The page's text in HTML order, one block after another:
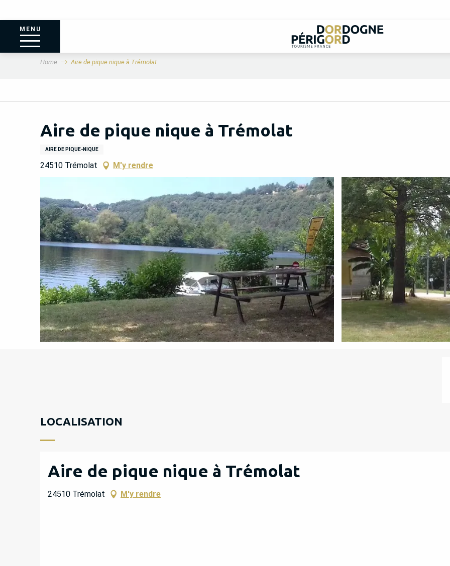
MENU
Home Aire de pique nique à Trémolat
Aire de pique nique à Trémolat
AIRE DE PIQUE-NIQUE
24510 Trémolat M'y rendre
LOCALISATION
Aire de pique nique à Trémolat
24510 Trémolat M'y rendre